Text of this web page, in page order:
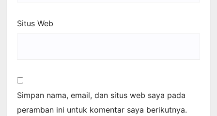
Situs Web
Simpan nama, email, dan situs web saya pada
peramban ini untuk komentar saya berikutnya.